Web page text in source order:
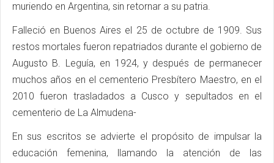
muriendo en Argentina, sin retornar a su patria.
Falleció en Buenos Aires el 25 de octubre de 1909. Sus
restos mortales fueron repatriados durante el gobierno de
Augusto B. Leguía, en 1924, y después de permanecer
muchos años en el cementerio Presbítero Maestro, en el
2010 fueron trasladados a Cusco y sepultados en el
cementerio de La Almudena-
En sus escritos se advierte el propósito de impulsar la
educación femenina, llamando la atención de las